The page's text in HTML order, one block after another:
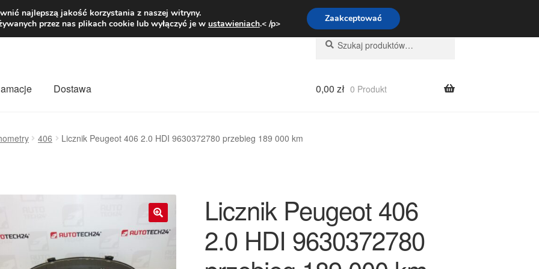
zł Pn.-pt. 9:00-16:00800 003 167
Szukaj:
Szukaj
Dostawa 0,00 zł 0 Produkt
406 Licznik Peugeot 406 2.0 HDI 9630372780 przebieg 189 000 km
🔍
Licznik Peugeot 406
2.0 HDI 9630372780
najlepszą jakość korzystania z naszej witryny.
przez nas plikach cookie lub wyłączyć je w ustawieniach.< /p> Zaakceptować